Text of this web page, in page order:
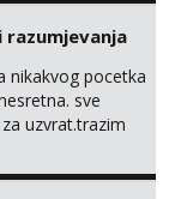
razumjevanja
nikakvog pocetka
sve
uzvrat.trazim
i